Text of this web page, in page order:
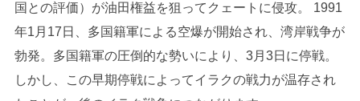
国との評価）が油田権益を狙ってクェートに侵攻。 1991
年1月17日、多国籍軍による空爆が開始され、湾岸戦争が
勃発。多国籍軍の圧倒的な勢いにより、3月3日に停戦。
しかし、この早期停戦によってイラクの戦力が温存され